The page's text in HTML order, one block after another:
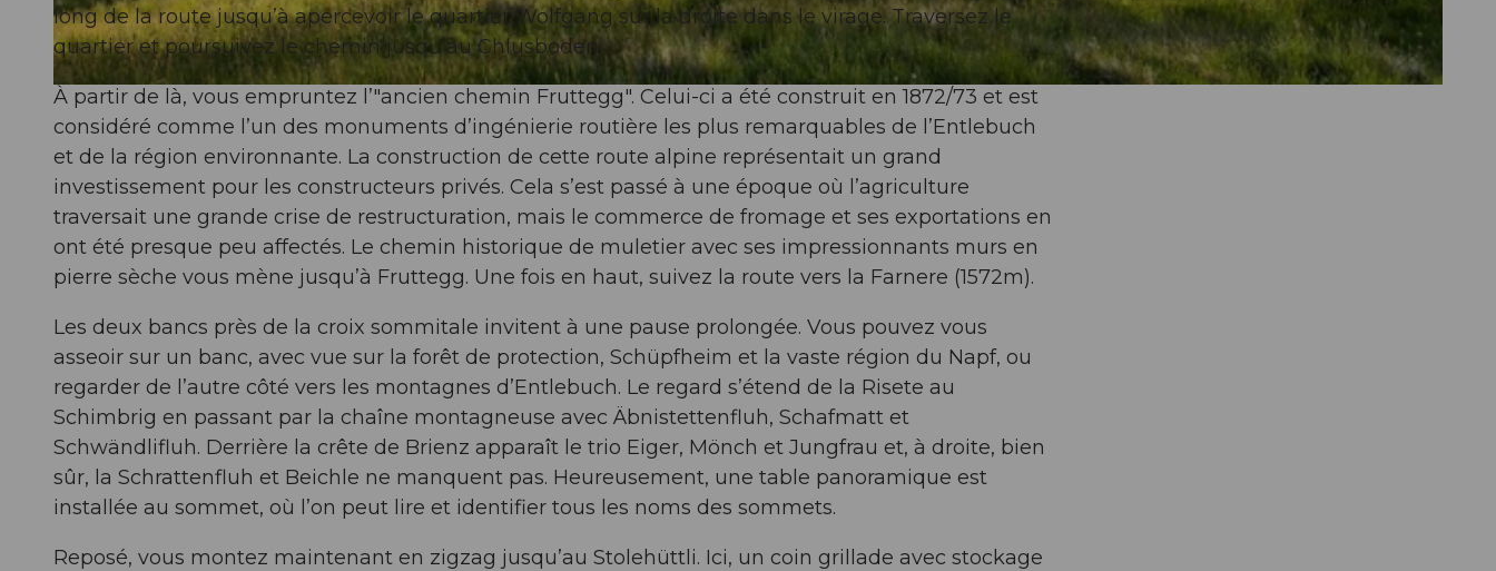
© Martin Mägli, UNESCO Biosphäre Entlebuch
long de la route jusqu’à apercevoir le quartier Wolfgang sur la droite dans le virage. Traversez le
quartier et poursuivez le chemin jusqu’au Chlusboden.
À partir de là, vous empruntez l’"ancien chemin Fruttegg". Celui-ci a été construit en 1872/73 et est
considéré comme l’un des monuments d’ingénierie routière les plus remarquables de l’Entlebuch
et de la région environnante. La construction de cette route alpine représentait un grand
investissement pour les constructeurs privés. Cela s’est passé à une époque où l’agriculture
traversait une grande crise de restructuration, mais le commerce de fromage et ses exportations en
ont été presque peu affectés. Le chemin historique de muletier avec ses impressionnants murs en
pierre sèche vous mène jusqu’à Fruttegg. Une fois en haut, suivez la route vers la Farnere (1572m).
Les deux bancs près de la croix sommitale invitent à une pause prolongée. Vous pouvez vous
asseoir sur un banc, avec vue sur la forêt de protection, Schüpfheim et la vaste région du Napf, ou
regarder de l’autre côté vers les montagnes d’Entlebuch. Le regard s’étend de la Risete au
Schimbrig en passant par la chaîne montagneuse avec Äbnistettenfluh, Schafmatt et
Schwändlifluh. Derrière la crête de Brienz apparaît le trio Eiger, Mönch et Jungfrau et, à droite, bien
sûr, la Schrattenfluh et Beichle ne manquent pas. Heureusement, une table panoramique est
installée au sommet, où l’on peut lire et identifier tous les noms des sommets.
Reposé, vous montez maintenant en zigzag jusqu’au Stolehüttli. Ici, un coin grillade avec stockage